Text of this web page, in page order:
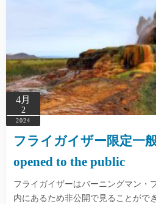
4月
2
2024
フライガイザー限定一
opened to the public
フライガイザーはバーニングマン・
内にあるため非公開で見ることがで